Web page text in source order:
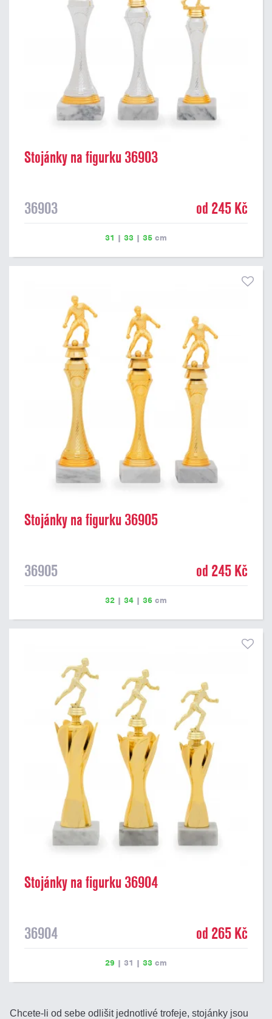
Stojánky na figurku 36903
36903 od 245 Kč
31 | 33 | 35 cm
Stojánky na figurku 36905
36905 od 245 Kč
32 | 34 | 36 cm
Stojánky na figurku 36904
36904 od 265 Kč
29 | 31 | 33 cm
Chcete-li od sebe odlišit jednotlivé trofeje, stojánky jsou